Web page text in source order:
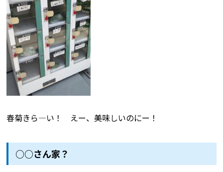
春菊きら―い！ えー、美味しいのにー！
○○さん家？